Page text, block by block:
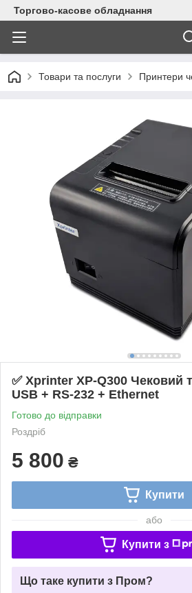
Торгово-касове обладнання
Товари та послуги Принтери
✅ Xprinter XP-Q300 Чековий
USB + RS-232 + Ethernet
Готово до відправки
Роздріб
5 800 ₴
Купити
або
Купити з
Що таке купити з Пром?